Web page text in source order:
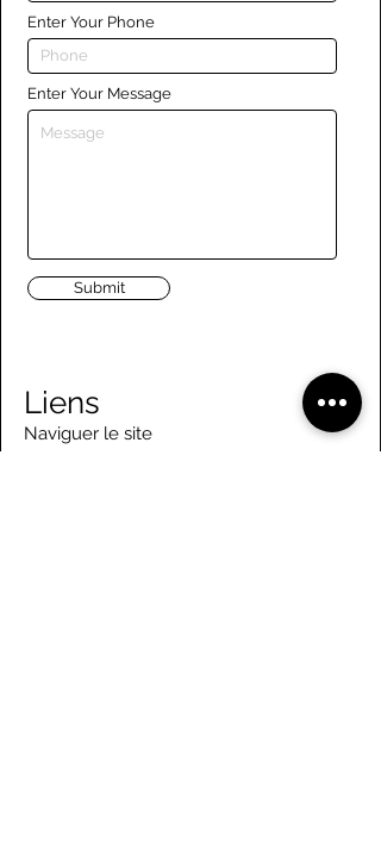
Enter Your Phone
Enter Your Message
Submit
Liens
Naviguer le site